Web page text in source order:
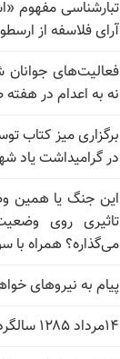
تبارشناسی مفهوم
آرای فلاسفه از
فعالیت‌های جوانان
نه به اعدام در
برگزاری میز کتاب
در گرامیداشت یاد
این جنگ یا همین
تاثیری روی
می‌گذاره؟ همراه با
پیام به نیروهای خواهان
۱۴مرداد ۱۲۸۵ سالگرد انقلاب مشروطه